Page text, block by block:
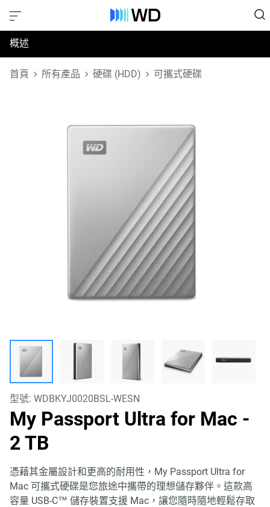
概述
規格
首頁 所有產品 硬碟 (HDD) 可攜式硬碟
型號: WDBKYJ0020BSL-WESN
My Passport Ultra for Mac -
2 TB
憑藉其金屬設計和更高的耐用性，My Passport Ultra for
Mac 可攜式硬碟是您旅途中攜帶的理想儲存夥伴。這款高
容量 USB-C™ 儲存裝置支援 Mac，讓您隨時隨地輕鬆存取